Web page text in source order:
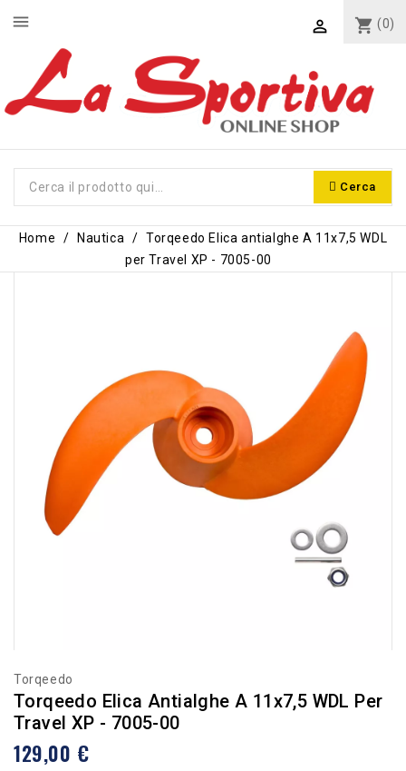
shopping_cart (0)

Cerca
menu
Home Nautica
Torqeedo Elica antialghe A 11x7,5 WDL
per Travel XP - 7005-00
Torqeedo
Torqeedo Elica Antialghe A 11x7,5 WDL Per
Travel XP - 7005-00
129,00 €